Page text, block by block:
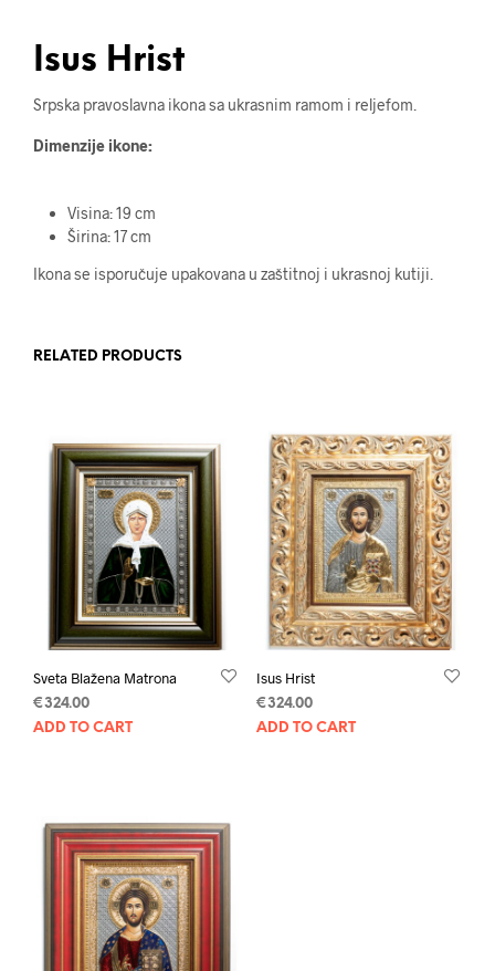
Isus Hrist
Srpska pravoslavna ikona sa ukrasnim ramom i reljefom.
Dimenzije ikone:
Visina: 19 cm
Širina: 17 cm
Ikona se isporučuje upakovana u zaštitnoj i ukrasnoj kutiji.
RELATED PRODUCTS
Sveta Blažena Matrona
€324.00
ADD TO CART
Isus Hrist
€324.00
ADD TO CART